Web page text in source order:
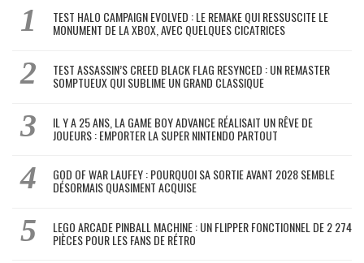
TEST HALO CAMPAIGN EVOLVED : LE REMAKE QUI RESSUSCITE LE
MONUMENT DE LA XBOX, AVEC QUELQUES CICATRICES
TEST ASSASSIN’S CREED BLACK FLAG RESYNCED : UN REMASTER
SOMPTUEUX QUI SUBLIME UN GRAND CLASSIQUE
IL Y A 25 ANS, LA GAME BOY ADVANCE RÉALISAIT UN RÊVE DE
JOUEURS : EMPORTER LA SUPER NINTENDO PARTOUT
GOD OF WAR LAUFEY : POURQUOI SA SORTIE AVANT 2028 SEMBLE
DÉSORMAIS QUASIMENT ACQUISE
LEGO ARCADE PINBALL MACHINE : UN FLIPPER FONCTIONNEL DE 2 274
PIÈCES POUR LES FANS DE RÉTRO